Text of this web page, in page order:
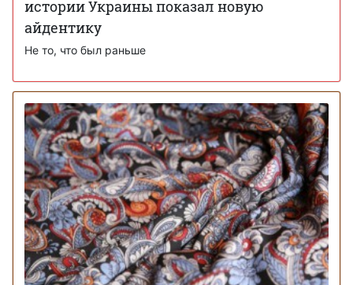
истории Украины показал новую
айдентику
Не то, что был раньше